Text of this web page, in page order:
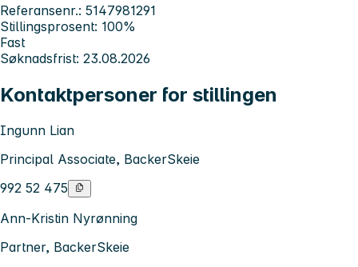
Referansenr.: 5147981291
Stillingsprosent: 100%
Fast
Søknadsfrist: 23.08.2026
Kontaktpersoner for stillingen
Ingunn Lian
Principal Associate, BackerSkeie
992 52 475
Ann-Kristin Nyrønning
Partner, BackerSkeie